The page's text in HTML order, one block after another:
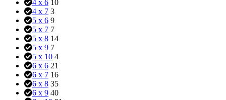
4 x 6 10
4 x 7 3
5 x 6 9
5 x 7 7
5 x 8 14
5 x 9 7
5 x 10 4
6 x 6 21
6 x 7 16
6 x 8 35
6 x 9 40